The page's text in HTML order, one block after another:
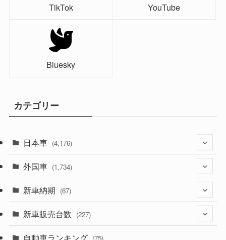
TikTok YouTube
Bluesky
カテゴリー
日本車 (4,176)
(1,322)
(330)
(526)
外国車 (1,734)
(242)
新車納期 (67)
(28)
(8)
新車販売台数 (227)
(21)